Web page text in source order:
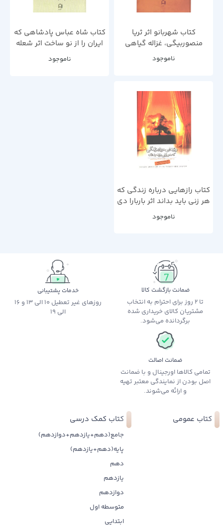
کتاب شهربانو اثر ثریا
منصوربیگی، غزاله گیاهی
ناموجود
کتاب شاه عباس پادشاهی که
ایران را از نو ساخت اثر شعله
کوئین
ناموجود
کتاب رازهایی درباره زندگی که
هر زنی باید بداند اثر باربارا دی
آنجلس
ناموجود
ضمانت بازگشت کالا
تا 2 روز برای احترام به انتخاب
مشتریان کالای خریداری شده
برگردانده می‌شود.
خدمات پشتیبانی
روزهای غیر تعطیل 10 الی 13 و 16
الی 19
ضمانت اصالت
تمامی کالاها اورجینال و با ضمانت
اصل بودن از نمایندگی معتبر تهیه
و ارائه می‌شوند.
کتاب عمومی کتاب کمک درسی
جامع(دهم+یازدهم+دوازدهم)
پایه(دهم+یازدهم)
دهم
یازدهم
دوازدهم
متوسطه اول
ابتدایی